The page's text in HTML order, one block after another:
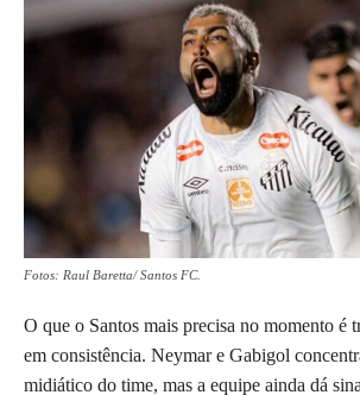
Fotos: Raul Baretta/ Santos FC.
O que o Santos mais precisa no momento é
em consistência. Neymar e Gabigol
midiático do time, mas a equipe ainda dá